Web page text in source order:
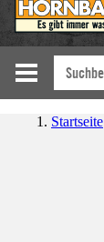
Startseite